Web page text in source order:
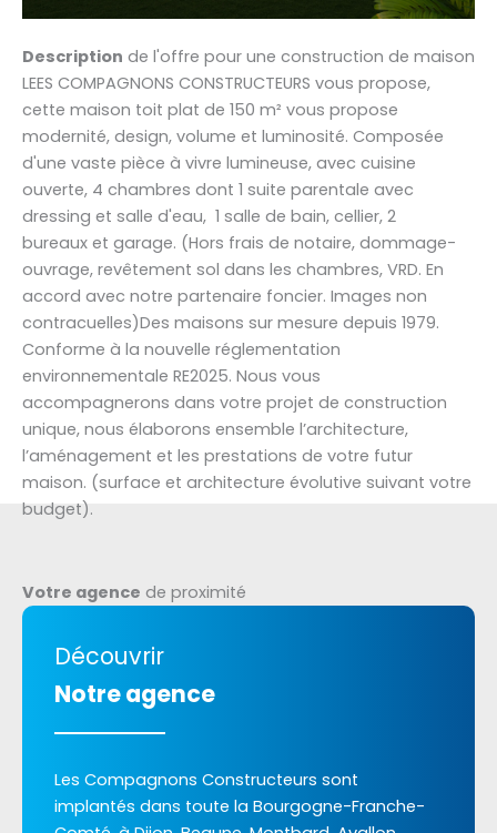
Description de l'offre pour une construction de maison
LEES COMPAGNONS CONSTRUCTEURS vous propose,
cette maison toit plat de 150 m² vous propose
modernité, design, volume et luminosité. Composée
d'une vaste pièce à vivre lumineuse, avec cuisine
ouverte, 4 chambres dont 1 suite parentale avec
dressing et salle d'eau, 1 salle de bain, cellier, 2
bureaux et garage. (Hors frais de notaire, dommage-
ouvrage, revêtement sol dans les chambres, VRD. En
accord avec notre partenaire foncier. Images non
contracuelles)Des maisons sur mesure depuis 1979.
Conforme à la nouvelle réglementation
environnementale RE2025. Nous vous
accompagnerons dans votre projet de construction
unique, nous élaborons ensemble l’architecture,
l’aménagement et les prestations de votre futur
maison. (surface et architecture évolutive suivant votre
budget).
Votre agence de proximité
Découvrir
Notre agence
Les Compagnons Constructeurs sont
implantés dans toute la Bourgogne-Franche-